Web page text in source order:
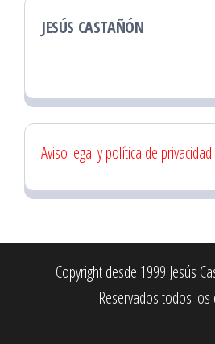
JESÚS CASTAÑÓN
Aviso legal y política de privacidad
Copyright desde 1999 Jesús
Reservados todos los